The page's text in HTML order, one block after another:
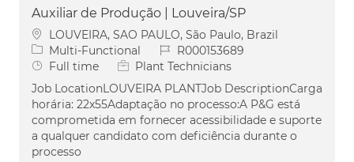
Auxiliar de Produção | Louveira/SP
Location
LOUVEIRA, SAO PAULO, São Paulo, Brazil
Category
Multi-Functional Job IdR000153689
Job Type
Full time
Plant Technicians
Job LocationLOUVEIRA PLANTJob DescriptionCarga
horária: 22x55Adaptação no processo:A P&G está
comprometida em fornecer acessibilidade e suporte
a qualquer candidato com deficiência durante o
processo